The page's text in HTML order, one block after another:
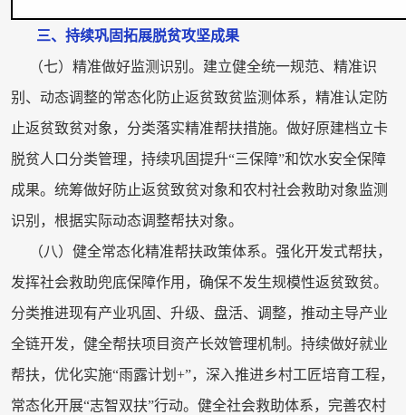
三、持续巩固拓展脱贫攻坚成果
（七）精准做好监测识别。建立健全统一规范、精准识
别、动态调整的常态化防止返贫致贫监测体系，精准认定防
止返贫致贫对象，分类落实精准帮扶措施。做好原建档立卡
脱贫人口分类管理，持续巩固提升“三保障”和饮水安全保障
成果。统筹做好防止返贫致贫对象和农村社会救助对象监测
识别，根据实际动态调整帮扶对象。
（八）健全常态化精准帮扶政策体系。强化开发式帮扶，
发挥社会救助兜底保障作用，确保不发生规模性返贫致贫。
分类推进现有产业巩固、升级、盘活、调整，推动主导产业
全链开发，健全帮扶项目资产长效管理机制。持续做好就业
帮扶，优化实施“雨露计划+”，深入推进乡村工匠培育工程，
常态化开展“志智双扶”行动。健全社会救助体系，完善农村